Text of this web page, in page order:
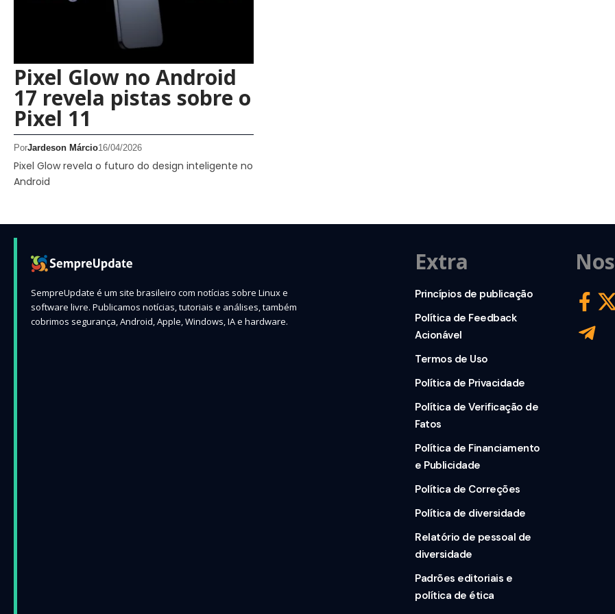
Pixel Glow no Android
17 revela pistas sobre o
Pixel 11
PorJardeson Márcio16/04/2026
Pixel Glow revela o futuro do design inteligente no
Android
SempreUpdate é um site brasileiro com notícias sobre Linux e
software livre. Publicamos notícias, tutoriais e análises, também
cobrimos segurança, Android, Apple, Windows, IA e hardware.
Extra
Princípios de publicação
Política de Feedback
Acionável
Termos de Uso
Política de Privacidade
Política de Verificação de
Fatos
Política de Financiamento
e Publicidade
Política de Correções
Política de diversidade
Relatório de pessoal de
diversidade
Padrões editoriais e
política de ética